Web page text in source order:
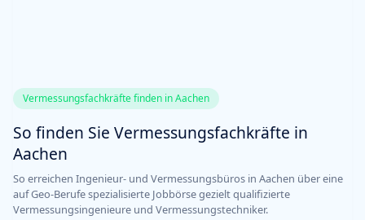
Vermessungsfachkräfte finden in Aachen
So finden Sie Vermessungsfachkräfte in
Aachen
So erreichen Ingenieur- und Vermessungsbüros in Aachen über eine
auf Geo-Berufe spezialisierte Jobbörse gezielt qualifizierte
Vermessungsingenieure und Vermessungstechniker.